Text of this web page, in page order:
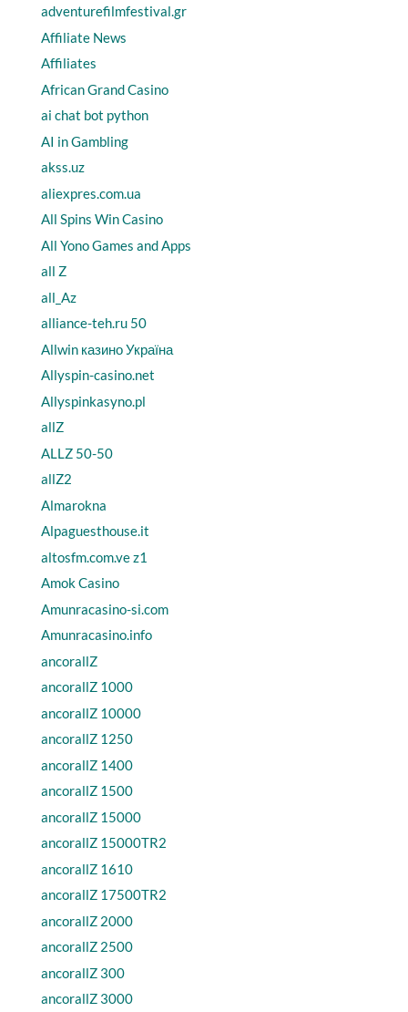
adventurefilmfestival.gr
Affiliate News
Affiliates
African Grand Casino
ai chat bot python
AI in Gambling
akss.uz
aliexpres.com.ua
All Spins Win Casino
All Yono Games and Apps
all Z
all_Az
alliance-teh.ru 50
Allwin казино Україна
Allyspin-casino.net
Allyspinkasyno.pl
allZ
ALLZ 50-50
allZ2
Almarokna
Alpaguesthouse.it
altosfm.com.ve z1
Amok Casino
Amunracasino-si.com
Amunracasino.info
ancorallZ
ancorallZ 1000
ancorallZ 10000
ancorallZ 1250
ancorallZ 1400
ancorallZ 1500
ancorallZ 15000
ancorallZ 15000TR2
ancorallZ 1610
ancorallZ 17500TR2
ancorallZ 2000
ancorallZ 2500
ancorallZ 300
ancorallZ 3000